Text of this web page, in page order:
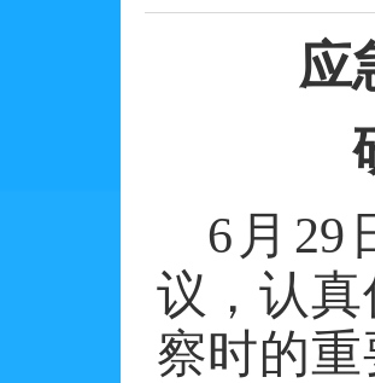
应
6月29
议，认
察时的